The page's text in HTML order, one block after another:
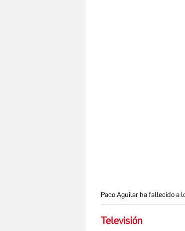
Paco Aguilar ha fallecido a
Televisión